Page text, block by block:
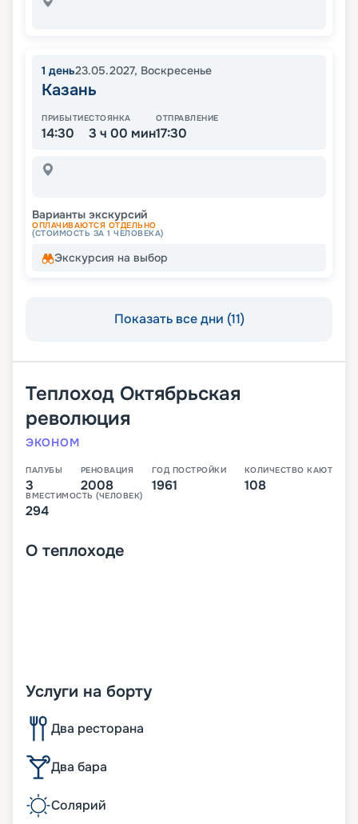
1 день23.05.2027, Воскресенье
Казань
ПРИБЫТИЕ
14:30
СТОЯНКА
3 ч 00 мин
ОТПРАВЛЕНИЕ
17:30
Варианты экскурсий
ОПЛАЧИВАЮТСЯ ОТДЕЛЬНО
(СТОИМОСТЬ ЗА 1 ЧЕЛОВЕКА)
Экскурсия на выбор
Показать все дни (11)
Теплоход Октябрьская
революция
ЭКОНОМ
ПАЛУБЫ
3
РЕНОВАЦИЯ
2008
ГОД ПОСТРОЙКИ
1961
КОЛИЧЕСТВО КАЮТ
108
ВМЕСТИМОСТЬ (ЧЕЛОВЕК)
294
О теплоходе
Услуги на борту
Два ресторана
Два бара
Солярий